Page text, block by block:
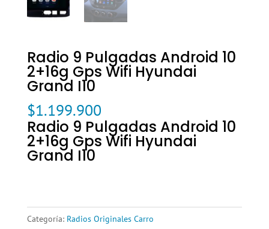
Radio 9 Pulgadas Android 10
2+16g Gps Wifi Hyundai
Grand I10
$1.199.900
Radio 9 Pulgadas Android 10
2+16g Gps Wifi Hyundai
Grand I10
Categoría: Radios Originales Carro